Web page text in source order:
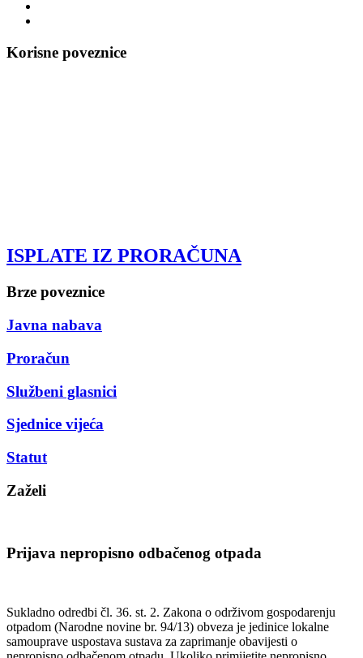
Korisne poveznice
ISPLATE IZ PRORAČUNA
Brze poveznice
Javna nabava
Proračun
Službeni glasnici
Sjednice vijeća
Statut
Zaželi
Prijava nepropisno odbačenog otpada
Sukladno odredbi čl. 36. st. 2. Zakona o održivom gospodarenju
otpadom (Narodne novine br. 94/13) obveza je jedinice lokalne
samouprave uspostava sustava za zaprimanje obavijesti o